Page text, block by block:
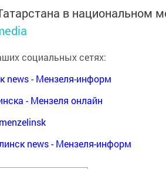
в национальном
социальных сетях:
news - Мензеля-информ
- Мензеля онлайн
news - Мензеля-информ